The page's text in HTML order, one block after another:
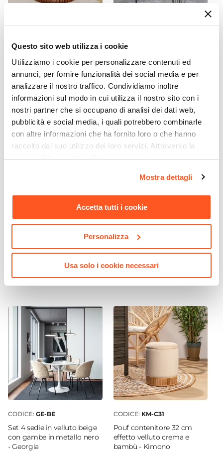
Questo sito web utilizza i cookie
Utilizziamo i cookie per personalizzare contenuti ed
annunci, per fornire funzionalità dei social media e per
analizzare il nostro traffico. Condividiamo inoltre
informazioni sul modo in cui utilizza il nostro sito con i
nostri partner che si occupano di analisi dei dati web,
pubblicità e social media, i quali potrebbero combinarle
con altre informazioni che ha fornito loro o che hanno
raccolto dal suo utilizzo dei loro servizi. Attraverso la
sezione "Mostra dettagli" è possibile gestire le proprie
momento. Per maggiori informazioni si invita a leggere la
nostraCookie Policy.
Mostra dettagli
Accetta tutti i cookie
Personalizza
Usa solo i cookie necessari
Tavolino rotondo 78 cm in
piano in travertino - Karan
€ 277,00
Poltrona in velluto verde
Simba
€ 99,00
CODICE:KAI45-AN
Tavolino 45 cm in legno di
acacia cannettato - Karan
€ 99,00
CODICE:KAL13-AN
Mobile porta TV 130x50 cm
in legno di acacia
cannettato - Karan
€ 295,00
CODICE: GE-BE
Set 4 sedie in velluto beige
con gambe in metallo nero
- Georgia
CODICE: KM-C31
Pouf contenitore 32 cm
effetto velluto crema e
bambù - Kimono